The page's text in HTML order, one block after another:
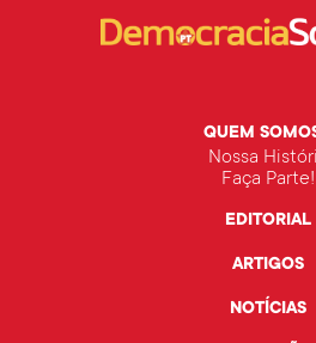
QUEM
Nossa
Faça Parte!
EDITORIAL
ARTIGOS
NOTÍCIAS